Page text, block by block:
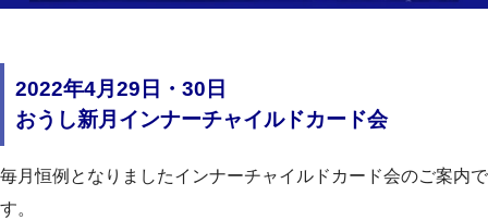
2022年4月29日・30日
おうし新月インナーチャイルドカード会
毎月恒例となりましたインナーチャイルドカード会のご案内で
す。